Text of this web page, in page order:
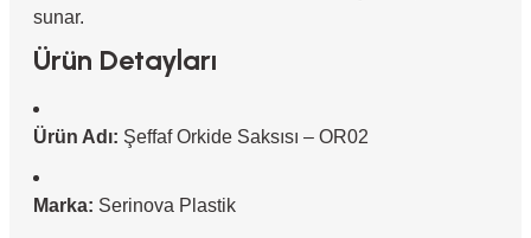
sunar.
Ürün Detayları
Ürün Adı: Şeffaf Orkide Saksısı – OR02
Marka: Serinova Plastik